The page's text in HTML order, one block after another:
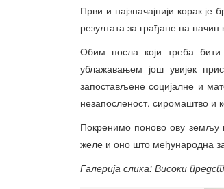
Први и најзначајнији корак
резултата за грађане на начин
Обим посла који треба
ублажавањем још увијек
запостављене социјалне и
незапосленост, сиромаштво и
Покренимо поново ову земљу
желе и оно што међународна
Галерија слика: Високи